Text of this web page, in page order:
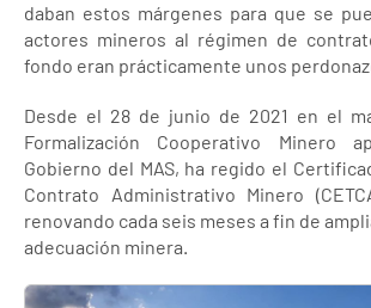
daban estos márgenes para que se
actores mineros al régimen de
fondo eran prácticamente unos
Desde el 28 de junio de 2021 en el
Formalización Cooperativo Minero
Gobierno del MAS, ha regido el
Contrato Administrativo Minero
renovando cada seis meses a fin de
adecuación minera.